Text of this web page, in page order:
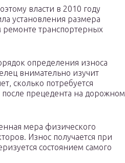
власти в 2010 году
установления размера
ремонте транспортерных
определения износа
внимательно изучит
сколько потребуется
прецедента на дорожном
мера физического
Износ получается при
состоянием самого